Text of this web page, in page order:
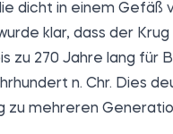
dicht in einem Gefäß
klar, dass der
zu 270 Jahre lang für
n. Chr. Dies
zu mehreren